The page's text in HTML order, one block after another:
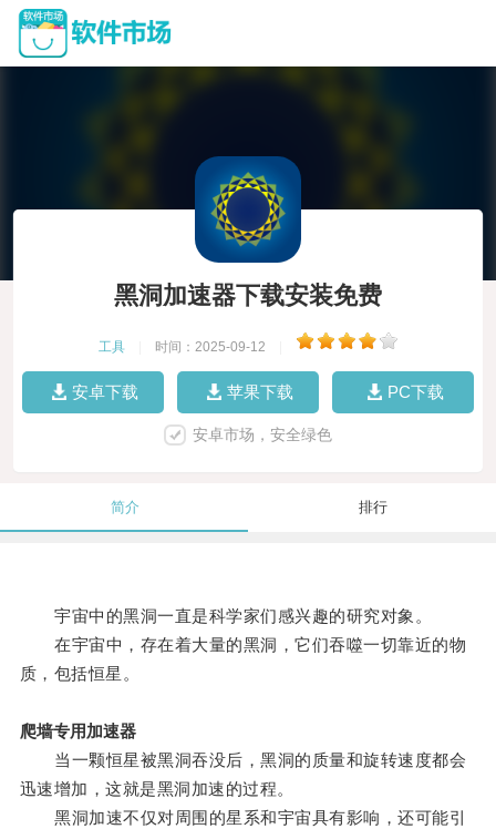
黑洞加速器下载安装免费
工具 时间：2025-09-12
安卓下载 苹果下载 PC下载
安卓市场，安全绿色
简介 排行
宇宙中的黑洞一直是科学家们感兴趣的研究对象。
在宇宙中，存在着大量的黑洞，它们吞噬一切靠近的物
质，包括恒星。
爬墙专用加速器
当一颗恒星被黑洞吞没后，黑洞的质量和旋转速度都会
迅速增加，这就是黑洞加速的过程。
黑洞加速不仅对周围的星系和宇宙具有影响，还可能引